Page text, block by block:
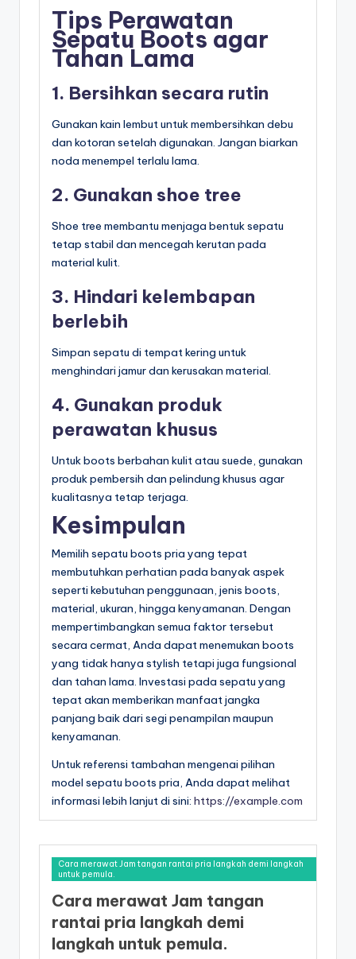
Tips Perawatan
Sepatu Boots agar
Tahan Lama
1. Bersihkan secara rutin
Gunakan kain lembut untuk membersihkan debu
dan kotoran setelah digunakan. Jangan biarkan
noda menempel terlalu lama.
2. Gunakan shoe tree
Shoe tree membantu menjaga bentuk sepatu
tetap stabil dan mencegah kerutan pada
material kulit.
3. Hindari kelembapan
berlebih
Simpan sepatu di tempat kering untuk
menghindari jamur dan kerusakan material.
4. Gunakan produk
perawatan khusus
Untuk boots berbahan kulit atau suede, gunakan
produk pembersih dan pelindung khusus agar
kualitasnya tetap terjaga.
Kesimpulan
Memilih sepatu boots pria yang tepat
membutuhkan perhatian pada banyak aspek
seperti kebutuhan penggunaan, jenis boots,
material, ukuran, hingga kenyamanan. Dengan
mempertimbangkan semua faktor tersebut
secara cermat, Anda dapat menemukan boots
yang tidak hanya stylish tetapi juga fungsional
dan tahan lama. Investasi pada sepatu yang
tepat akan memberikan manfaat jangka
panjang baik dari segi penampilan maupun
kenyamanan.
Untuk referensi tambahan mengenai pilihan
model sepatu boots pria, Anda dapat melihat
informasi lebih lanjut di sini: https://example.com
Cara merawat Jam tangan rantai pria langkah demi langkah
untuk pemula.
Cara merawat Jam tangan
rantai pria langkah demi
langkah untuk pemula.